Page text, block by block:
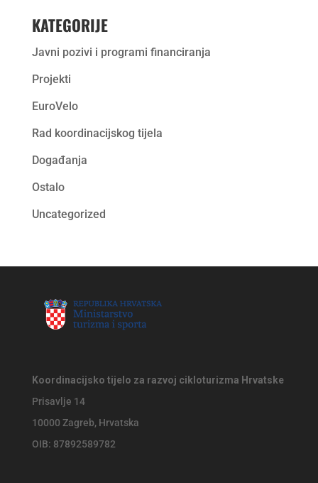
KATEGORIJE
Javni pozivi i programi financiranja
Projekti
EuroVelo
Rad koordinacijskog tijela
Događanja
Ostalo
Uncategorized
Koordinacijsko tijelo za razvoj cikloturizma Hrvatske
Prisavlje 14
10000 Zagreb, Hrvatska
OIB: 87892589782